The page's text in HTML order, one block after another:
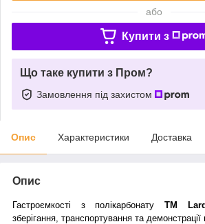
або
Купити з
Що таке купити з Пром?
Замовлення під захистом
Опис Характеристики Доставка
Опис
Гастроємкості з полікарбонату ТМ
зберігання, транспортування та демонстрації